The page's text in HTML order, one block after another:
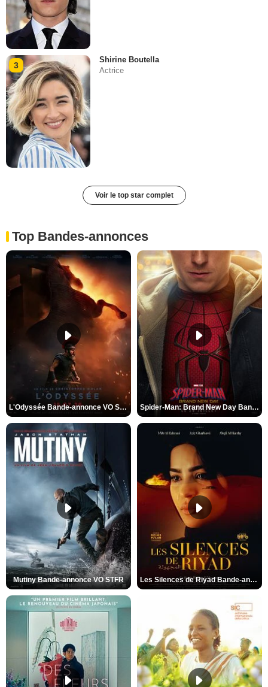
3
Shirine Boutella
Actrice
Voir le top star complet
Top Bandes-annonces
L'Odyssée Bande-annonce VO STFR Spider-Man: Brand New Day Bande-annonce VO STFR
Mutiny Bande-annonce VO STFR Les Silences de Riyad Bande-annonce VO STFR